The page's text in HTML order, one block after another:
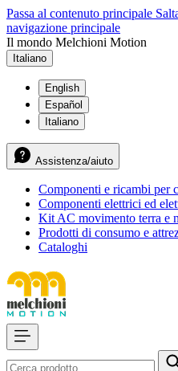
Passa al contenuto principale
navigazione principale
Il mondo Melchioni Motion
Italiano
English
Español
Italiano
Assistenza/aiuto
Componenti e ricambi per
Componenti elettrici ed
Kit AC movimento terra e
Prodotti di consumo e
Cataloghi